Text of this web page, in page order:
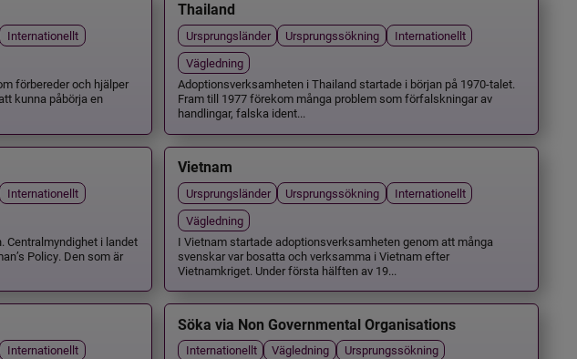
Internationellt
förbereder och hjälper
kunna påbörja en
Thailand
Ursprungsländer Ursprungssökning
Internationellt
Vägledning
Adoptionsverksamheten i Thailand startade i början på 1970-talet.
Fram till 1977 förekom många problem som förfalskningar av
handlingar, falska ident...
Internationellt
Centralmyndighet i landet
Policy. Den som är
Vietnam
Ursprungsländer Ursprungssökning
Internationellt
Vägledning
I Vietnam startade adoptionsverksamheten genom att många
svenskar var bosatta och verksamma i Vietnam efter
Vietnamkriget. Under första hälften av 19...
Internationellt
Söka via Non Governmental Organisations
Internationellt Vägledning
Ursprungssökning